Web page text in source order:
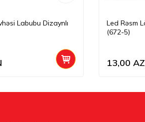
Labubu Dizaynlı
Led Rəsm
(672-5)
13,00